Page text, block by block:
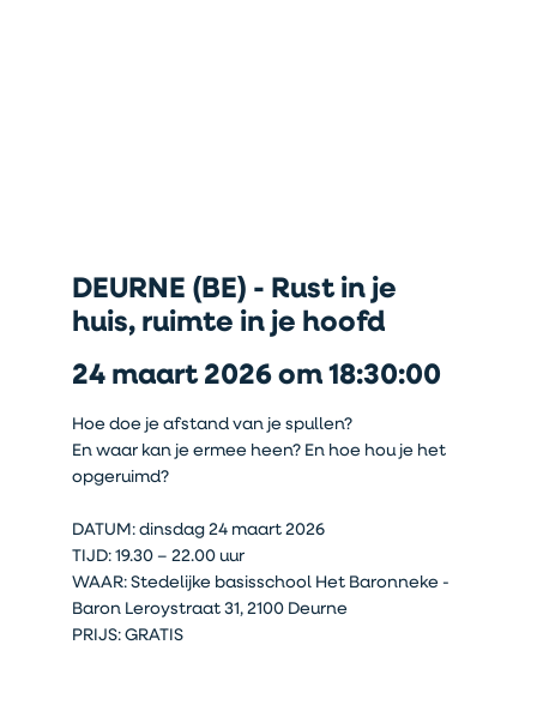
DEURNE (BE) - Rust in je
huis, ruimte in je hoofd
24 maart 2026 om 18:30:00
Hoe doe je afstand van je spullen?
En waar kan je ermee heen? En hoe hou je het
opgeruimd?
DATUM: dinsdag 24 maart 2026
TIJD: 19.30 – 22.00 uur
WAAR: Stedelijke basisschool Het Baronneke -
Baron Leroystraat 31, 2100 Deurne
PRIJS: GRATIS